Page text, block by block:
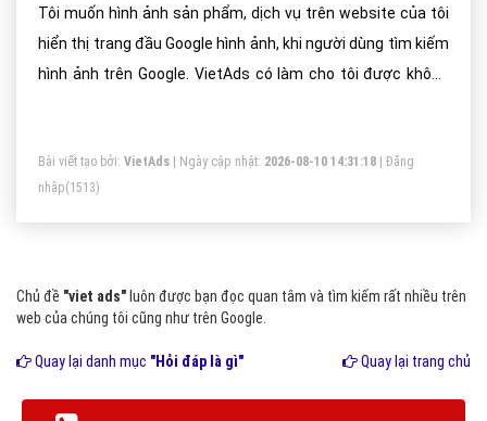
Tôi muốn hình ảnh sản phẩm, dịch vụ trên website của tôi
hiển thị trang đầu Google hình ảnh, khi người dùng tìm kiếm
hình ảnh trên Google. VietAds có làm cho tôi được không
Bài viết tạo bởi: VietAds | Ngày cập nhật: 2026-08-10 14:31:18
Đăng
nhập(1513)
Chủ đề "viet ads" luôn được bạn đọc quan tâm và tìm kiếm rất nhiều trên
web của chúng tôi cũng như trên Google.
Quay lại danh mục "Hỏi đáp là gì" Quay lại trang chủ